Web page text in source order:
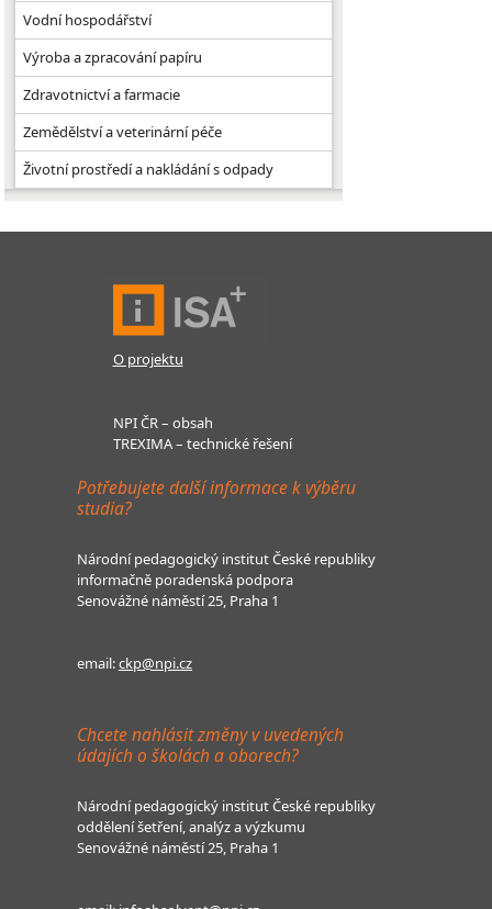
Vodní hospodářství
Výroba a zpracování papíru
Zdravotnictví a farmacie
Zemědělství a veterinární péče
Životní prostředí a nakládání s odpady
O projektu
NPI ČR – obsah
TREXIMA – technické řešení
Potřebujete další informace k výběru
studia?
Národní pedagogický institut České republiky
informačně poradenská podpora
Senovážné náměstí 25, Praha 1
email:ckp@npi.cz
Chcete nahlásit změny v uvedených
údajích o školách a oborech?
Národní pedagogický institut České republiky
oddělení šetření, analýz a výzkumu
Senovážné náměstí 25, Praha 1